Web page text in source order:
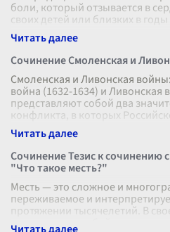
боли, который отзывается в
своих детей или близких в годы
Сочинение Смоленская и
Смоленская и Ливонская
война (1632-1634) и Ливонская
представляют собой два
конфликта, в которых
Сочинение Тезис к сочинению
"Что такое месть?"
Месть — это сложное и
переживаемое и
протяжении тысячелетий. В
представляет собой ответное